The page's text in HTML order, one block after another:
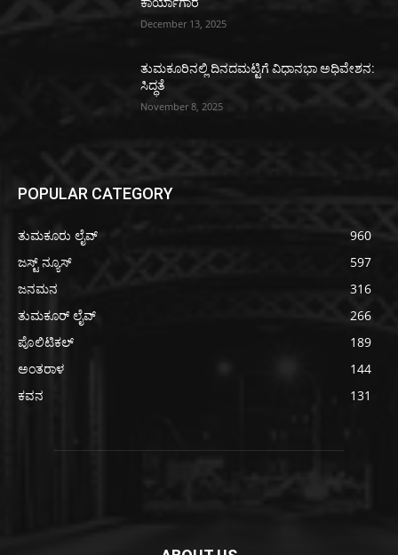
December 13, 2025
ತುಮಕೂರಿನಲ್ಲಿ ದಿನದಮಟ್ಟಿಗೆ ವಿಧಾನಭಾ ಅಧಿವೇಶನ:
ಸಿದ್ಧತೆ
November 8, 2025
POPULAR CATEGORY
ತುಮಕೂರು ಲೈವ್
960
ಜಸ್ಟ್ ನ್ಯೂಸ್
597
ಜನಮನ
316
ತುಮಕೂರ್ ಲೈವ್
266
ಪೊಲಿಟಿಕಲ್
189
ಅಂತರಾಳ
144
ಕವನ
131